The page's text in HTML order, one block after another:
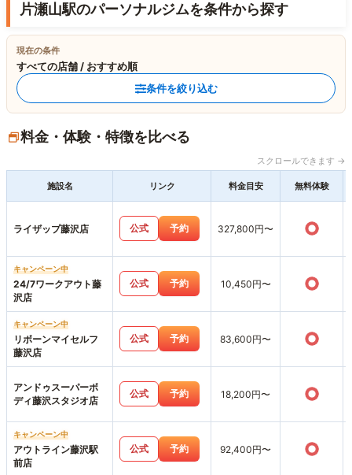
片瀬山駅のパーソナルジムを条件から探す
現在の条件
すべての店舗 / おすすめ順
条件を絞り込む
料金・体験・特徴を比べる
スクロールできます →
施設名 リンク 料金目安 無料体験
ライザップ藤沢店 公式 予約 327,800円〜 ○
キャンペーン中
24/7ワークアウト藤
沢店
公式 予約 10,450円〜 ○
キャンペーン中
リボーンマイセルフ
藤沢店
公式 予約 83,600円〜 ○
アンドゥスーパーボ
ディ藤沢スタジオ店
公式 予約 18,200円〜 ○
キャンペーン中
アウトライン藤沢駅
前店
公式 予約 92,400円〜 ○